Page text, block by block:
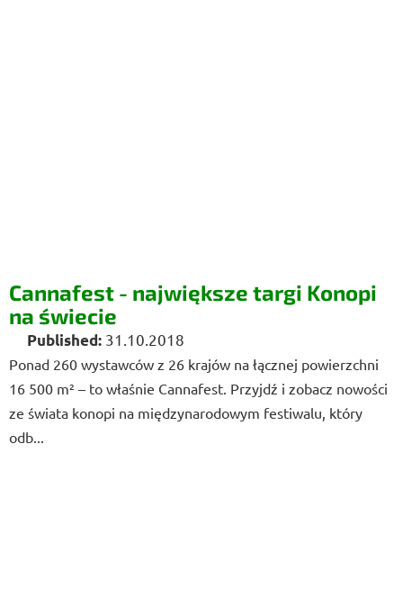
Cannafest - największe targi Konopi
na świecie
31.10.2018
Ponad 260 wystawców z 26 krajów na łącznej powierzchni
16 500 m² – to właśnie Cannafest. Przyjdź i zobacz nowości
ze świata konopi na międzynarodowym festiwalu, który
odb...